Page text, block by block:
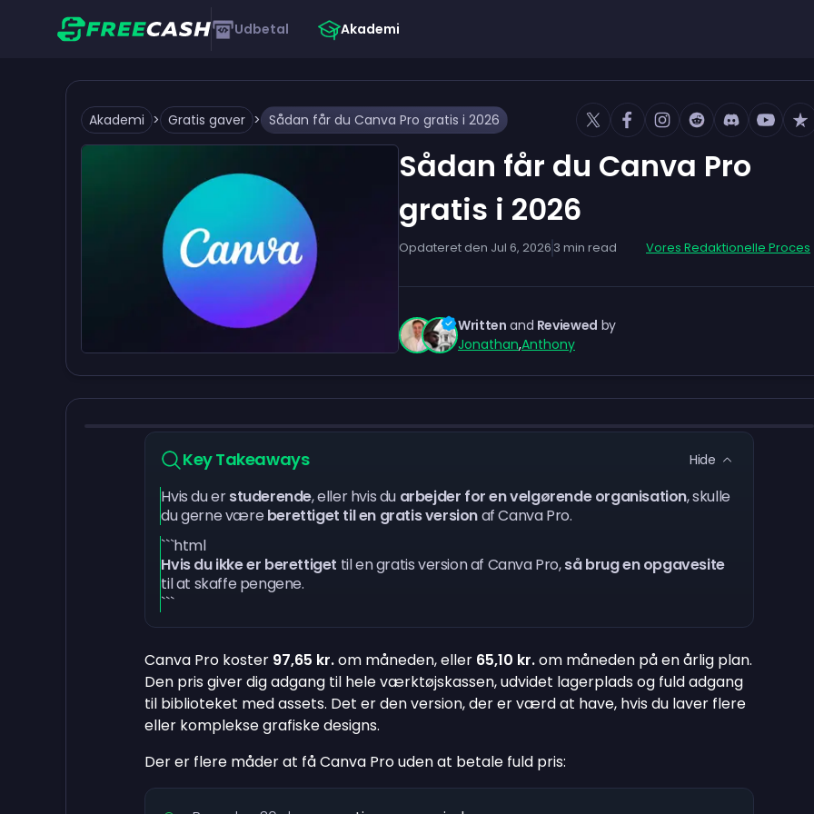
Udbetal Akademi
Akademi > Gratis gaver > Sådan får du Canva Pro gratis i 2026
Sådan får du Canva Pro
gratis i 2026
Opdateret den Jul 6, 2026 3 min read Vores Redaktionelle Proces
Written and Reviewed by
Jonathan,Anthony
Key Takeaways Hide
Hvis du erstuderende, eller hvis du arbejder for en velgørende organisation, skulle
du gerne være berettiget til en gratis versionaf Canva Pro.
```html
Hvis du ikke er berettiget til en gratis version af Canva Pro,så brug en opgavesite
til at skaffe pengene.
```
Canva Pro koster 97,65 kr.om måneden, eller 65,10 kr.om måneden på en årlig plan.
Den pris giver dig adgang til hele værktøjskassen, udvidet lagerplads og fuld adgang
til biblioteket med assets. Det er den version, der er værd at have, hvis du laver flere
eller komplekse grafiske designs.
Der er flere måder at få Canva Pro uden at betale fuld pris: